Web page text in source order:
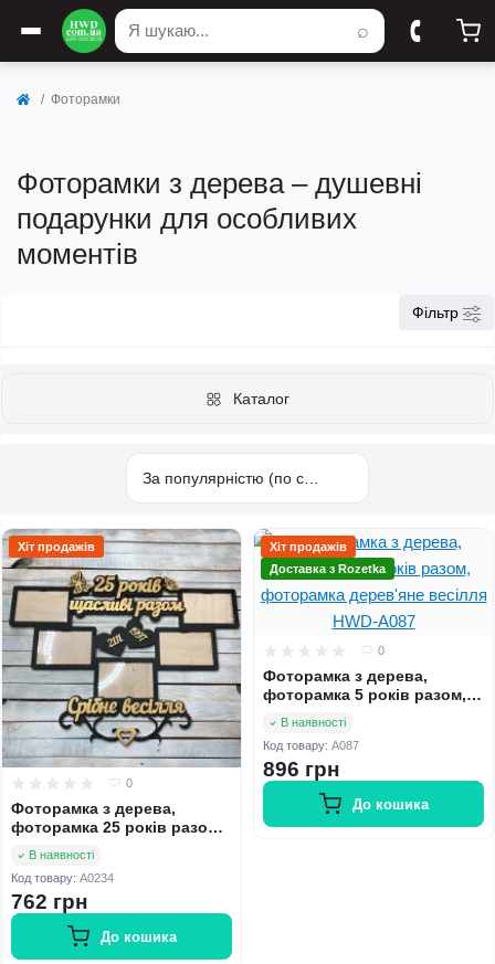
⌕
Фоторамки
Фоторамки з дерева – душевні
подарунки для особливих
моментів
Фільтр
Каталог
Хіт продажів
0
Фоторамка з дерева,
фоторамка 25 років разом,
подарунок срібне весілля
HWD-A0234
В наявності
Код товару: A0234
762 грн
До кошика
Хіт продажів
Доставка з Rozetka
0
Фоторамка з дерева,
фоторамка 5 років разом,
весілля HWD-A087
В наявності
Код товару: A087
896 грн
До кошика